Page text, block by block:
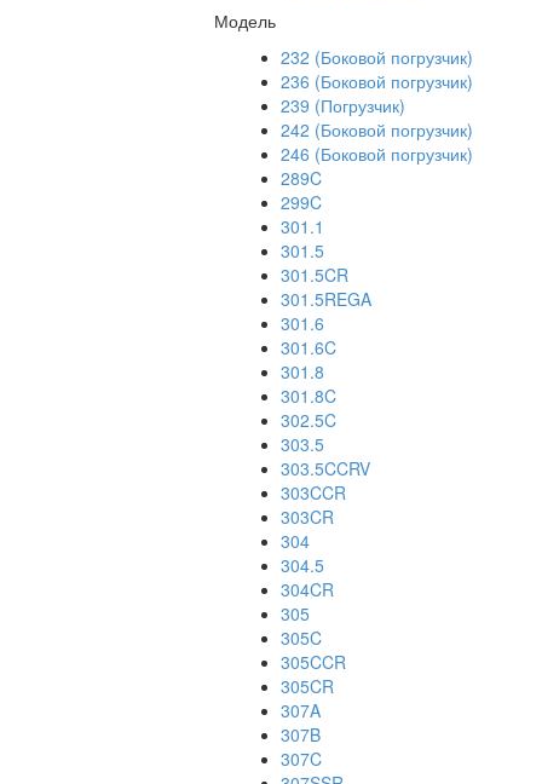
Модель
232 (Боковой погрузчик)
236 (Боковой погрузчик)
239 (Погрузчик)
242 (Боковой погрузчик)
246 (Боковой погрузчик)
289C
299C
301.1
301.5
301.5CR
301.5REGA
301.6
301.6C
301.8
301.8C
302.5C
303.5
303.5CCRV
303CCR
303CR
304
304.5
304CR
305
305C
305CCR
305CR
307A
307B
307C